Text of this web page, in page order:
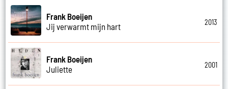
Frank Boeijen
Jij verwarmt mijn hart
2013
Frank Boeijen
Juliette
2001